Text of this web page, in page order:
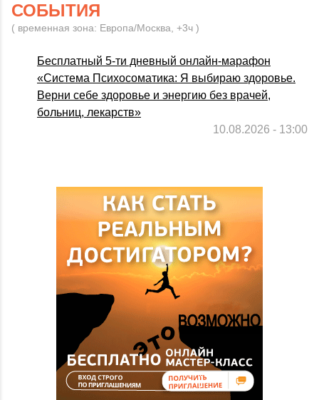
СОБЫТИЯ
( временная зона: Европа/Москва, +3ч )
Бесплатный 5-ти дневный онлайн-марафон
«Система Психосоматика: Я выбираю здоровье.
Верни себе здоровье и энергию без врачей,
больниц, лекарств»
10.08.2026 - 13:00